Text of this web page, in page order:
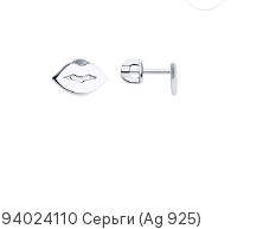
94024110 Серьги (Ag 925)